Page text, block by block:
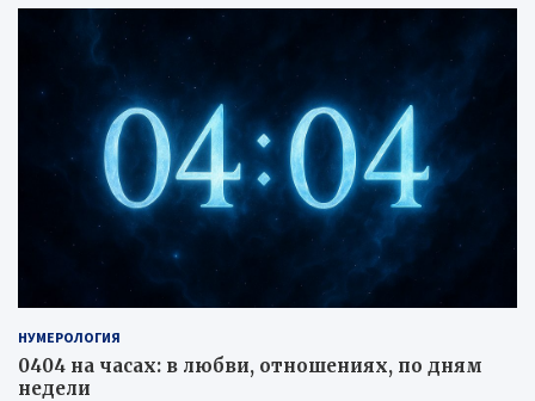
НУМЕРОЛОГИЯ
0404 на часах: в любви, отношениях, по дням
недели